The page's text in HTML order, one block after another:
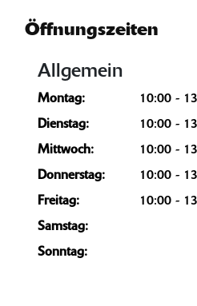
Öffnungszeiten
Allgemein
Montag:
10:00 -
Dienstag:
10:00 -
Mittwoch:
10:00 -
Donnerstag:
10:00 -
Freitag:
10:00 -
Samstag:
Sonntag: